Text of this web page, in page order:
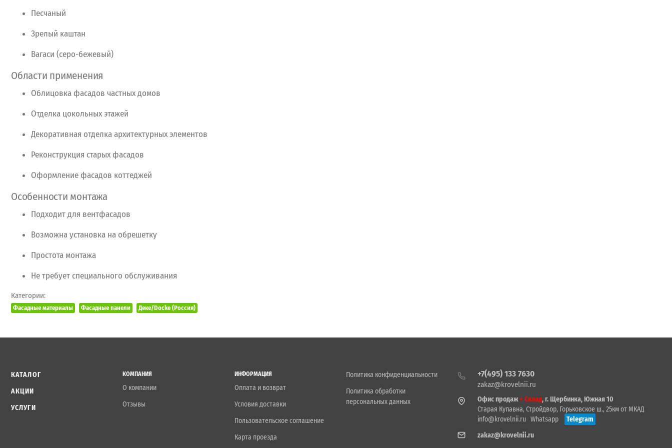
Песчаный
Зрелый каштан
Вагаси (серо-бежевый)
Области применения
Облицовка фасадов частныхдомов
Отделка цокольных этажей
Декоративная отделкаархитектурных элементов
Реконструкция старых фасадов
Оформление фасадов коттеджей
Особенности монтажа
Подходитдля вентфасадов
Возможнаустановка на обрешетку
Простота монтажа
Нетребует специального обслуживания
Категории:
Фасадные материалы Фасадные панели Деке/Docke (Россия)
КАТАЛОГ
АКЦИИ
УСЛУГИ
КОМПАНИЯ
О компании
Отзывы
ИНФОРМАЦИЯ
Оплата и возврат
Условия доставки
Пользовательское соглашение
Карта проезда
Политика конфиденциальности
Политика обработки
персональных данных
+7(495) 133 7630
zakaz@krovelnii.ru
Офис продаж+ Склад, г. Щербинка, Южная 10
Старая Купавна, Стройдвор, Горьковское ш., 25км от МКАД
info@krovelnii.ru
Whatsapp
Telegram
zakaz@krovelnii.ru